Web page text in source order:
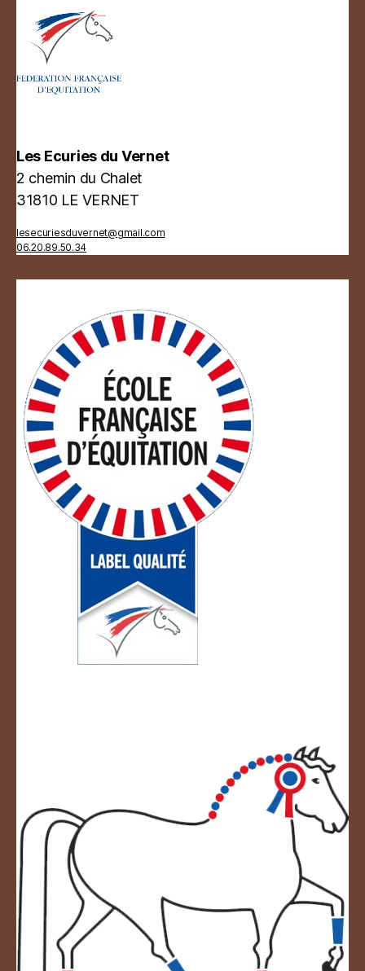
Les Ecuries du Vernet
2 chemin du Chalet
31810 LE VERNET
lesecuriesduvernet@gmail.com
06.20.89.50.34